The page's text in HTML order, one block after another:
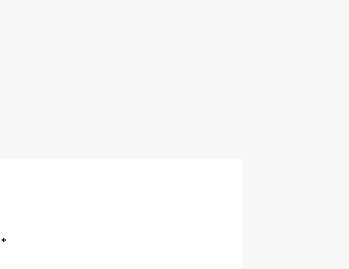
*